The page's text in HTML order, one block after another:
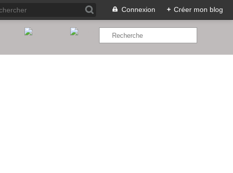
Connexion + Créer mon blog